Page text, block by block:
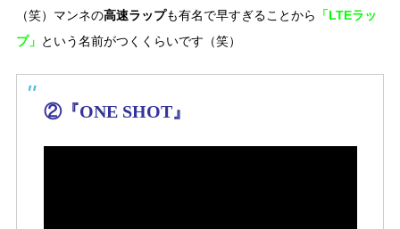
（笑）マンネの高速ラップも有名で早すぎることから
「LTEラッ
プ」 という名前がつくくらいです（笑）
②『ONE SHOT』